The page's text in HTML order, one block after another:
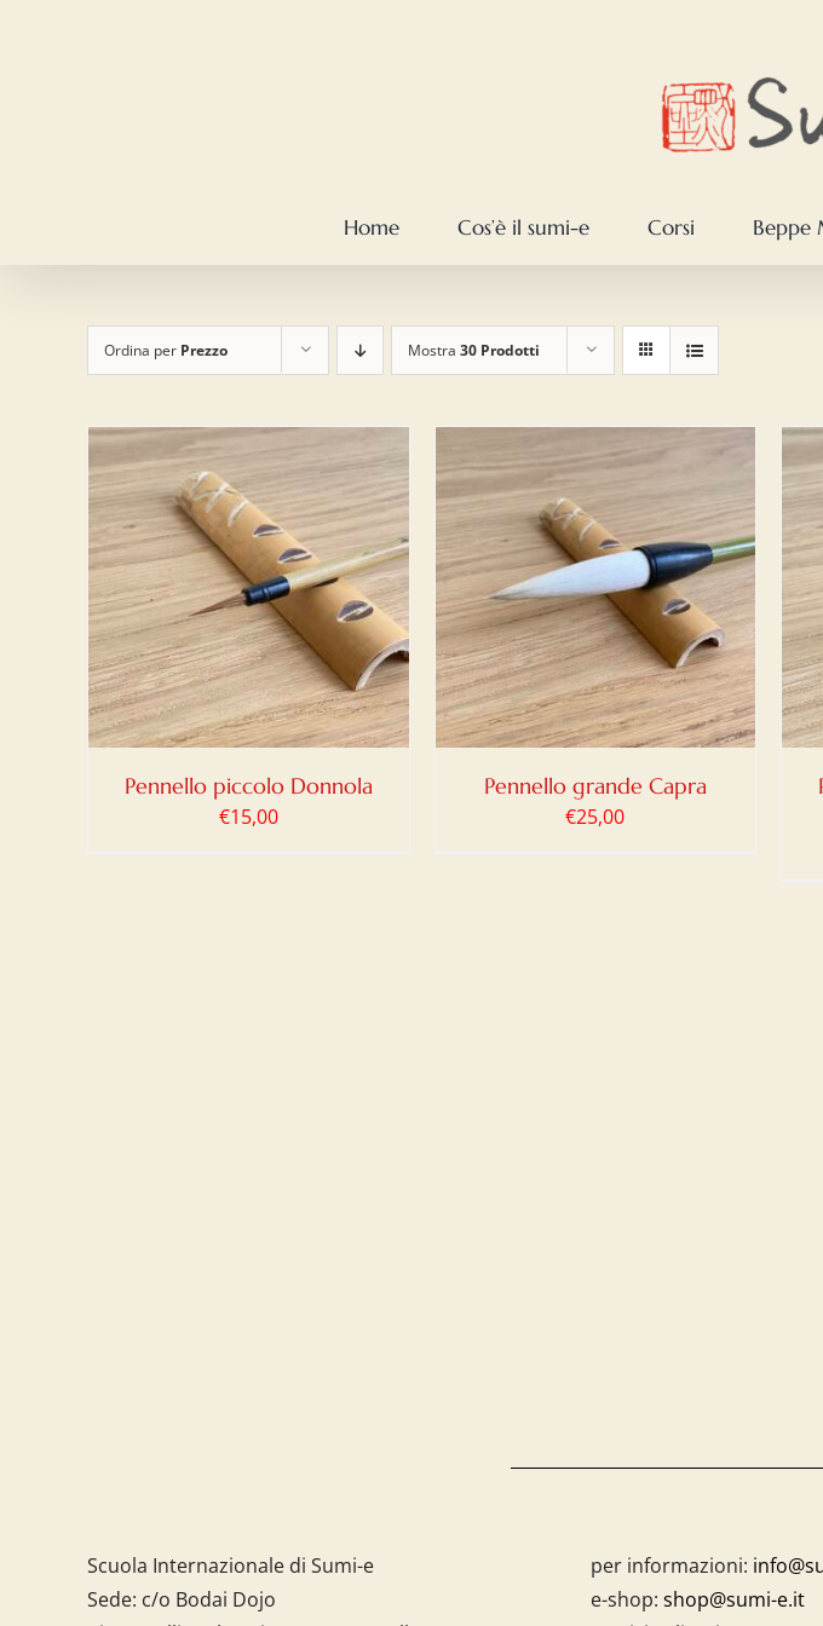
Home Cos’è il sumi-e Corsi Beppe
Ordina per Prezzo Mostra 30 Prodotti
Pennello piccolo Donnola
€15,00
AGGIUNGI AL CARRELLO /
DETTAGLI
Pennello grande Capra
€25,00
AGGIUNGI AL CARRELLO /
DETTAGLI
Scuola Internazionale di Sumi-e
Sede: c/o Bodai Dojo
per informazioni:
e-shop: shop@sumi-e.it